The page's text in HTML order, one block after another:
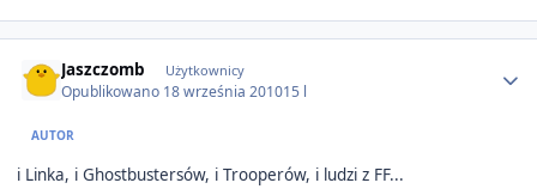
Jaszczomb Użytkownicy
Opublikowano 18 września 201015 l
AUTOR
i Linka, i Ghostbustersów, i Trooperów, i ludzi z FF...